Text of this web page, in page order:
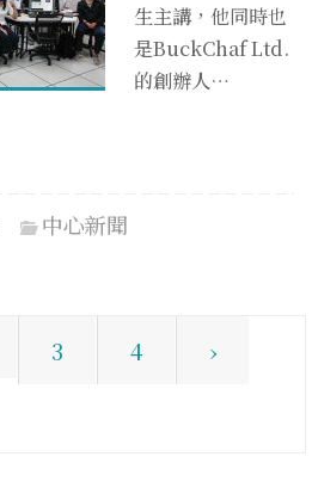
生主講，他同時也
是BuckChaf Ltd.
的創辦人…
中心新聞
3 4 ›